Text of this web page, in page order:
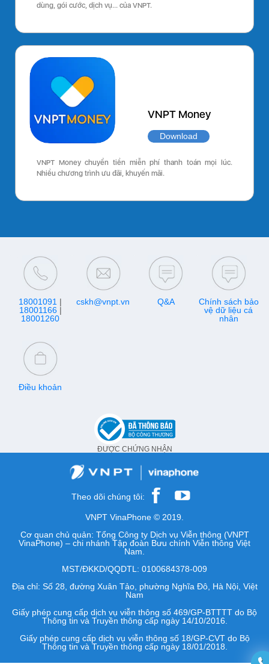
dùng, gói cước, dịch vụ… của VNPT.
VNPT Money
Download
VNPT Money chuyển tiền miễn phí thanh toán mọi lúc.
Nhiều chương trình ưu đãi, khuyến mãi.
18001091 |
18001166|
18001260
cskh@vnpt.vn Q&A
Chính sách bảo
vệ dữ liệu cá
nhân
Điều khoản
ĐƯỢC CHỨNG NHẬN
Theo dõi chúng tôi:
VNPT VinaPhone © 2019.
Cơ quan chủ quản: Tổng Công ty Dịch vụ Viễn thông (VNPT
VinaPhone) – chi nhánh Tập đoàn Bưu chính Viễn thông Việt
Nam.
MST/ĐKKD/QQDTL: 0100684378-009
Địa chỉ: Số 28, đường Xuân Tảo, phường Nghĩa Đô, Hà Nội, Việt
Nam
Giấy phép cung cấp dịch vụ viễn thông số 469/GP-BTTTT do Bộ
Thông tin và Truyền thông cấp ngày 14/10/2016.
Giấy phép cung cấp dịch vụ viễn thông số 18/GP-CVT do Bộ
Thông tin và Truyền thông cấp ngày 18/01/2018.